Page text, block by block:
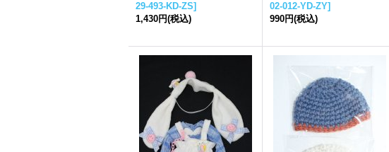
29-493-KD-ZS]
1,430円(税込)
02-012-YD-ZY]
990円(税込)